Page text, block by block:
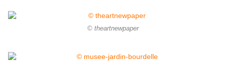
© theartnewpaper